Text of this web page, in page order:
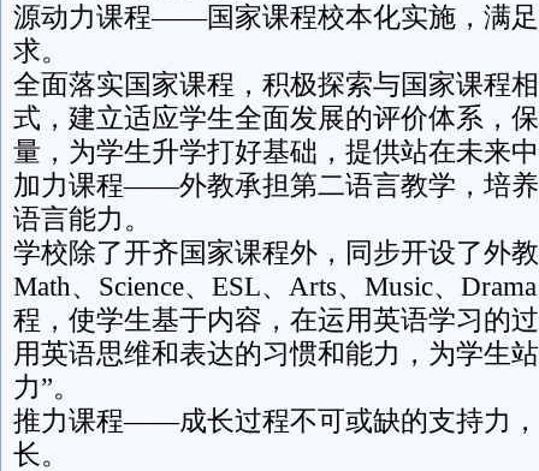
源动力课程——国家课程校本化实施，满
求。
全面落实国家课程，积极探索与国家课程
式，建立适应学生全面发展的评价体系，
量，为学生升学打好基础，提供站在未来
加力课程——外教承担第二语言教学，培
语言能力。
学校除了开齐国家课程外，同步开设了外
Math、Science、ESL、Arts、Music、
程，使学生基于内容，在运用英语学习的
用英语思维和表达的习惯和能力，为学生
力”。
推力课程——成长过程不可或缺的支持力
长。